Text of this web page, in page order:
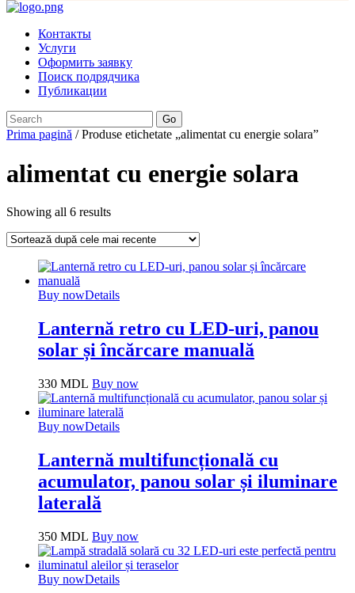
Контакты
Услуги
Оформить заявку
Поиск подрядчика
Публикации
Go
Prima pagină / Produse etichetate „alimentat cu energie solara”
alimentat cu energie solara
Showing all 6 results
Buy nowDetails
Lanternă retro cu LED-uri, panou
solar și încărcare manuală
330 MDL Buy now
Buy nowDetails
Lanternă multifuncțională cu
acumulator, panou solar și iluminare
laterală
350 MDL Buy now
Buy nowDetails